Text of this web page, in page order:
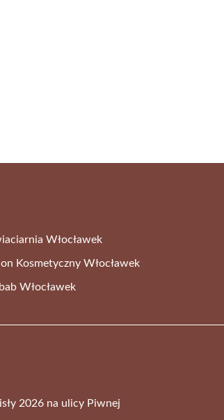
Włocławek
Kosmetyczny Włocławek
Włocławek
2026 na ulicy Piwnej